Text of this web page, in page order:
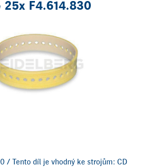
25x F4.614.830
/ Tento díl je vhodný ke strojům: CD